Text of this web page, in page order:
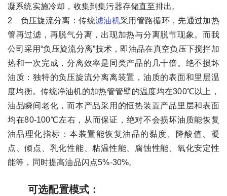
凝系统实施冷却，收集到集污器存储直至排出。
2 负压旋流分离：传统滤油机采用管路循环，先通过加热
管再过滤，再脱气分离，出现加热与分离脱节现象。而我
公司采用“负压旋流分离”技术，即油品在真空负压下搅拌加
热和一次完成，分离效率是同类产品的几十倍。绝不损坏
油质：独特的负压旋流分离离装置，油质的表面和里层温
度均衡。传统净油机的加热管管壁的温度均在300℃以上，
油品瞬间老化，而本产品采用的恒热装置产品里层和表面
均在80-100℃左右，从而保证，绝对不会损坏油质能恢复
油品理化指标：本装置能恢复油品的黏度、降酸值、凝
点、倾点、乳化性能、粘温性能、腐蚀性能、氧化安定性
能等，同时提高油品闪点5%-30%。
可选配置模式：